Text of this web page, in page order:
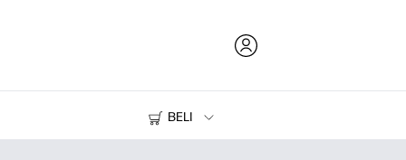
BELI